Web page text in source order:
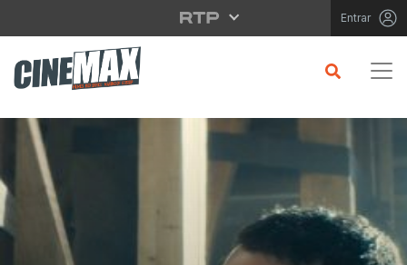
Saltar para o conteúdo principal Entrar